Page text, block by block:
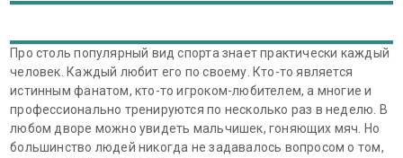
Про столь популярный вид спорта знает практически каждый
человек. Каждый любит его по своему. Кто-то является
истинным фанатом, кто-то игроком-любителем, а многие и
профессионально тренируются по несколько раз в неделю. В
любом дворе можно увидеть мальчишек, гоняющих мяч. Но
большинство людей никогда не задавалось вопросом о том,